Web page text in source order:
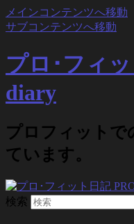
メインコンテンツへ移動
サブコンテンツへ移動
プロ･フィ
diary
プロフィットで
ています。
検索